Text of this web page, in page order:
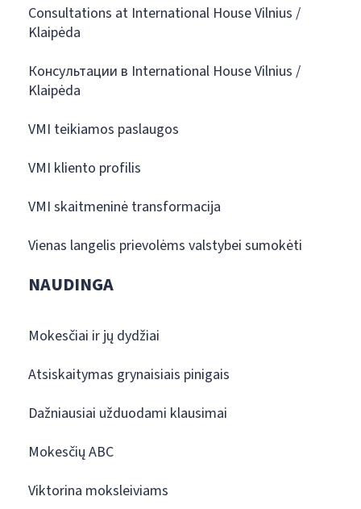
Consultations at International House Vilnius /
Klaipėda
Консультации в International House Vilnius /
Klaipėda
VMI teikiamos paslaugos
VMI kliento profilis
VMI skaitmeninė transformacija
Vienas langelis prievolėms valstybei sumokėti
NAUDINGA
Mokesčiai ir jų dydžiai
Atsiskaitymas grynaisiais pinigais
Dažniausiai užduodami klausimai
Mokesčių ABC
Viktorina moksleiviams